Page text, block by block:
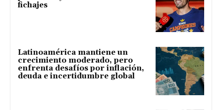
fichajes
Latinoamérica mantiene un
crecimiento moderado, pero
enfrenta desafíos por inflación,
deuda e incertidumbre global